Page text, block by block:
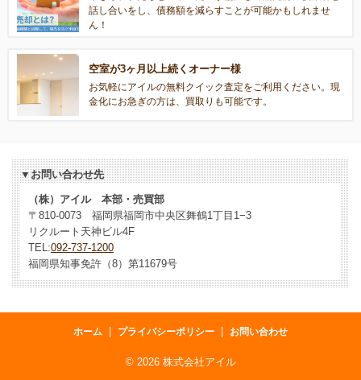
話し合いをし、債務額を減らすことが可能かもしれませ
ん！
空室が3ヶ月以上続くオーナー様
お気軽にアイルの無料クイック査定をご利用ください。現
金化にお急ぎの方は、買取りも可能です。
▼お問い合わせ先
（株）アイル 本部・売買部
〒810-0073 福岡県福岡市中央区舞鶴1丁目1−3
リクルート天神ビル4F
TEL:092-737-1200
福岡県知事免許（8）第11679号
ホーム プライバシーポリシー お問い合わせ
© 2026 株式会社アイル